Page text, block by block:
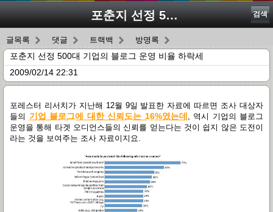
포춘지 선정 500대 기업의 블로그 운영 비율 하락세 검색
글목록 댓글 트랙백 방명록
포춘지 선정 500대 기업의 블로그 운영 비율 하락세
2009/02/14 22:31
포레스터 리서치가 지난해 12월 9일 발표한 자료에 따르면 조사 대상자
들의 기 업 블로그에 대 한 신 뢰 도는 16%였는데 , 역시 기업의 블로그
운영을 통해 타겟 오디언스들의 신뢰를 얻는다는 것이 쉽지 않은 도전이
라는 것을 보여주는 조사 자료이지요.